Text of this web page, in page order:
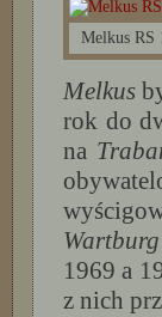
Melkus RS
Melkus
rok do
na
Wartburg
1969 a
z nich